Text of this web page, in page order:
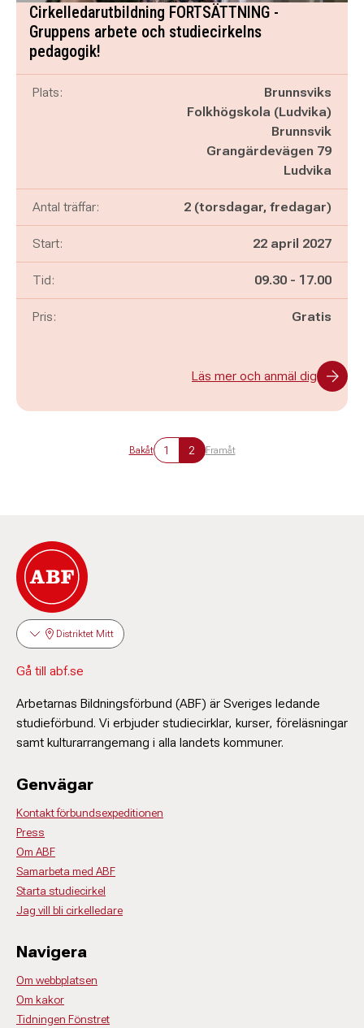
Cirkelledarutbildning FORTSÄTTNING -
Gruppens arbete och studiecirkelns
pedagogik!
Plats:
Brunnsviks
Folkhögskola (Ludvika)
Brunnsvik
Grangärdevägen 79
Ludvika
Antal träffar: 2 (torsdagar, fredagar)
Start: 22 april 2027
Tid: Pågår mellan
09.30 - och
17.00
Pris: Gratis
Läs mer och anmäl dig
Bakåt 1 2 Framåt
Distriktet Mitt
Gå till abf.se
Arbetarnas Bildningsförbund (ABF) är Sveriges ledande
studieförbund. Vi erbjuder studiecirklar, kurser, föreläsningar
samt kulturarrangemang i alla landets kommuner.
Genvägar
Kontakt förbundsexpeditionen
Press
Om ABF
Samarbeta med ABF
Starta studiecirkel
Jag vill bli cirkelledare
Navigera
Om webbplatsen
Om kakor
Tidningen Fönstret